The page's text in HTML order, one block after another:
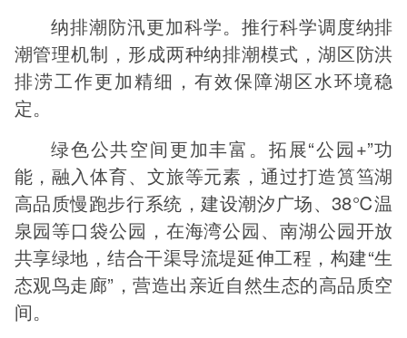
纳排潮防汛更加科学。推行科学调度纳排
潮管理机制，形成两种纳排潮模式，湖区防洪
排涝工作更加精细，有效保障湖区水环境稳
定。
绿色公共空间更加丰富。拓展“公园+”功
能，融入体育、文旅等元素，通过打造筼筜湖
高品质慢跑步行系统，建设潮汐广场、38℃温
泉园等口袋公园，在海湾公园、南湖公园开放
共享绿地，结合干渠导流堤延伸工程，构建“生
态观鸟走廊”，营造出亲近自然生态的高品质空
间。